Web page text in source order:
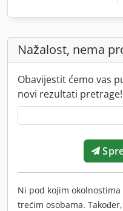
Nažalost, nema
Obavijestit ćemo vas
novi rezultati pretrage!
Ni pod kojim
trećim osobama.